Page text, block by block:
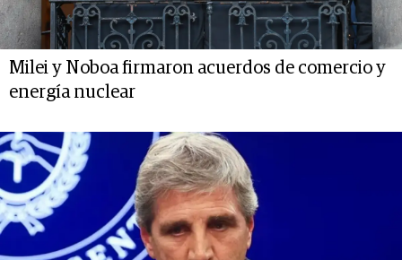
Milei y Noboa firmaron acuerdos de comercio y
energía nuclear